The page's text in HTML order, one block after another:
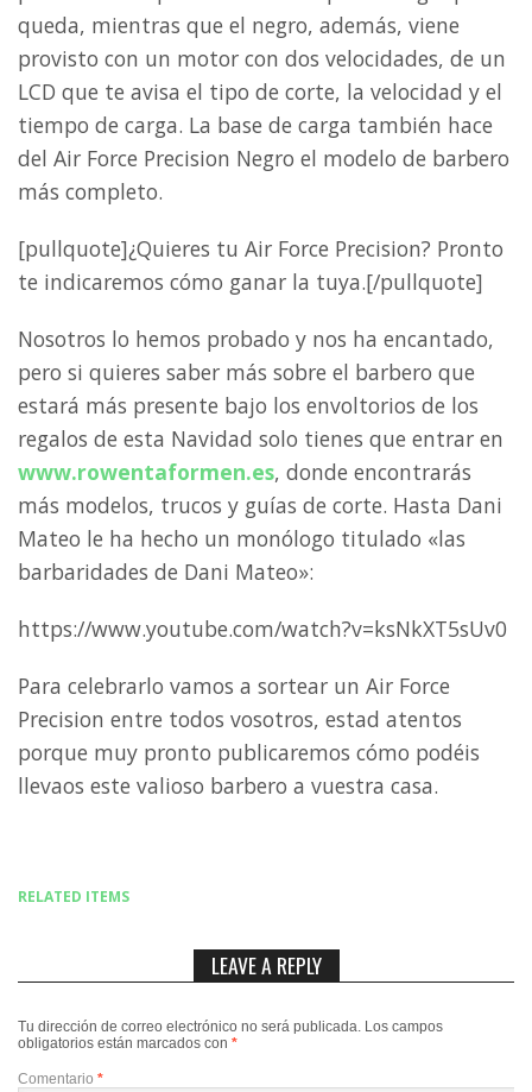
queda, mientras que el negro, además, viene
provisto con un motor con dos velocidades, de un
LCD que te avisa el tipo de corte, la velocidad y el
tiempo de carga. La base de carga también hace
del Air Force Precision Negro el modelo de barbero
más completo.
[pullquote]¿Quieres tu Air Force Precision? Pronto
te indicaremos cómo ganar la tuya.[/pullquote]
Nosotros lo hemos probado y nos ha encantado,
pero si quieres saber más sobre el barbero que
estará más presente bajo los envoltorios de los
regalos de esta Navidad solo tienes que entrar en
www.rowentaformen.es, donde encontrarás
más modelos, trucos y guías de corte. Hasta Dani
Mateo le ha hecho un monólogo titulado «las
barbaridades de Dani Mateo»:
https://www.youtube.com/watch?v=ksNkXT5sUv0
Para celebrarlo vamos a sortear un Air Force
Precision entre todos vosotros, estad atentos
porque muy pronto publicaremos cómo podéis
llevaos este valioso barbero a vuestra casa.
RELATED ITEMS
LEAVE A REPLY
Tu dirección de correo electrónico no será publicada. Los campos
obligatorios están marcados con *
Comentario *